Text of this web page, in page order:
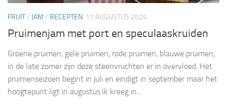
FRUIT/ JAM / RECEPTEN 11 AUGUSTUS 2024
Pruimenjam met port en speculaaskruiden
Groene pruimen, gele pruimen, rode pruimen, blauwe pruimen,
in de late zomer zijn deze steenvruchten er in overvloed. Het
pruimenseizoen begint in juli en eindigt in september maar het
hoogtepunt ligt in augustus.Ik kreeg in...